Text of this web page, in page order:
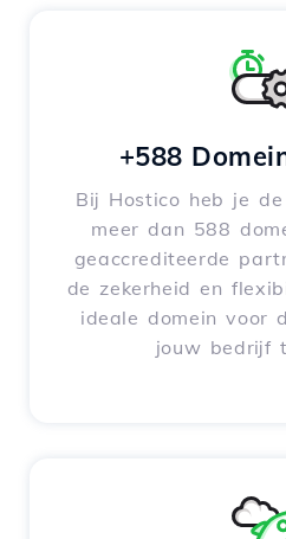
+588
Bij Hostico heb je
meer dan 588
geaccrediteerde
de zekerheid en
ideale domein voor
jouw bedrijf